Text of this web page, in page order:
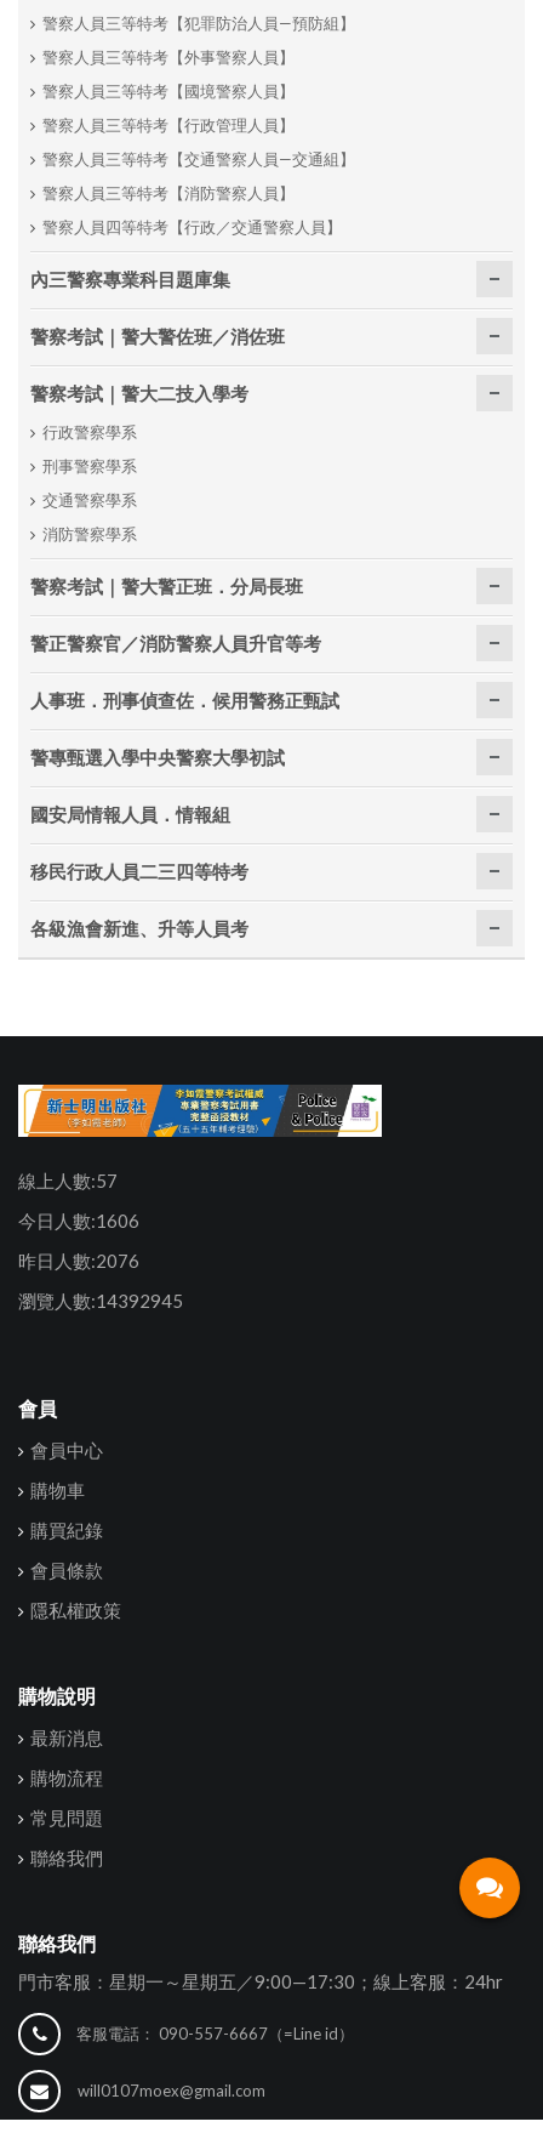
警察人員三等特考【犯罪防治人員—預防組】
警察人員三等特考【外事警察人員】
警察人員三等特考【國境警察人員】
警察人員三等特考【行政管理人員】
警察人員三等特考【交通警察人員—交通組】
警察人員三等特考【消防警察人員】
警察人員四等特考【行政／交通警察人員】
內三警察專業科目題庫集
警察考試｜警大警佐班／消佐班
警察考試｜警大二技入學考
行政警察學系
刑事警察學系
交通警察學系
消防警察學系
警察考試｜警大警正班．分局長班
警正警察官／消防警察人員升官等考
人事班．刑事偵查佐．候用警務正甄試
警專甄選入學中央警察大學初試
國安局情報人員．情報組
移民行政人員二三四等特考
各級漁會新進、升等人員考
線上人數:57
今日人數:1606
昨日人數:2076
瀏覽人數:14392945
會員
會員中心
購物車
購買紀錄
會員條款
隱私權政策
購物說明
最新消息
購物流程
常見問題
聯絡我們
聯絡我們
門市客服：星期一～星期五／9:00—17:30；線上客服：24hr
客服電話： 090-557-6667（=Line id）
will0107moex@gmail.com